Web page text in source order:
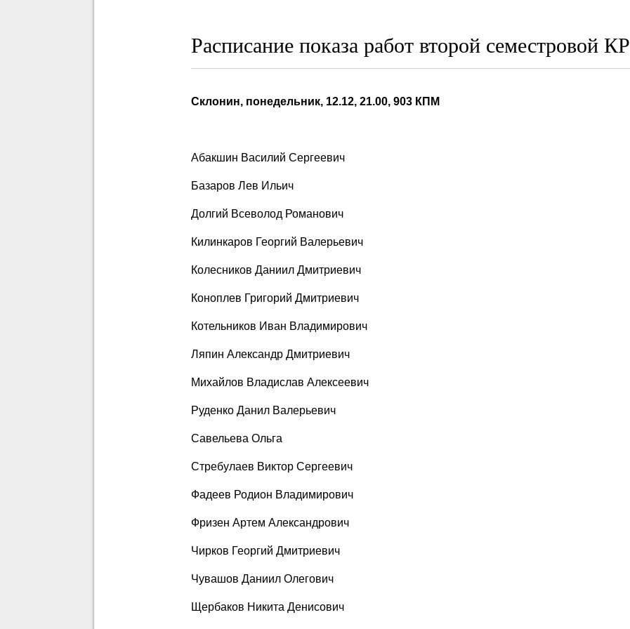
Расписание показа работ второй семестровой КР
Склонин, понедельник, 12.12, 21.00, 903 КПМ
Абакшин Василий Сергеевич
Базаров Лев Ильич
Долгий Всеволод Романович
Килинкаров Георгий Валерьевич
Колесников Даниил Дмитриевич
Коноплев Григорий Дмитриевич
Котельников Иван Владимирович
Ляпин Александр Дмитриевич
Михайлов Владислав Алексеевич
Руденко Данил Валерьевич
Савельева Ольга
Стребулаев Виктор Сергеевич
Фадеев Родион Владимирович
Фризен Артем Александрович
Чирков Георгий Дмитриевич
Чувашов Даниил Олегович
Щербаков Никита Денисович